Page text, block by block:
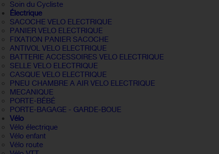
Soin du Cycliste
Électrique
SACOCHE VELO ELECTRIQUE
PANIER VELO ELECTRIQUE
FIXATION PANIER SACOCHE
ANTIVOL VELO ELECTRIQUE
BATTERIE ACCESSOIRES VELO ELECTRIQUE
SELLE VELO ELECTRIQUE
CASQUE VELO ELECTRIQUE
PNEU CHAMBRE A AIR VELO ELECTRIQUE
MECANIQUE
PORTE-BÉBÉ
PORTE-BAGAGE - GARDE-BOUE
Vélo
Vélo électrique
Vélo enfant
Vélo route